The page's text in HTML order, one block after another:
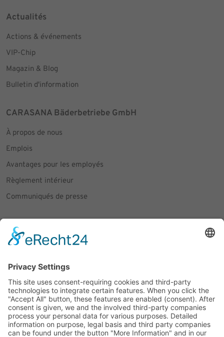
Actualités
Actions & événements
VIP-Chip
Magazin & Blog
Bulletin d'information
CARASANA Bäderbetriebe GmbH
À propos de nous
Emplois
Avantages pour les employés
Règlement intérieur
Communiqués de presse
Social Media
Facebook